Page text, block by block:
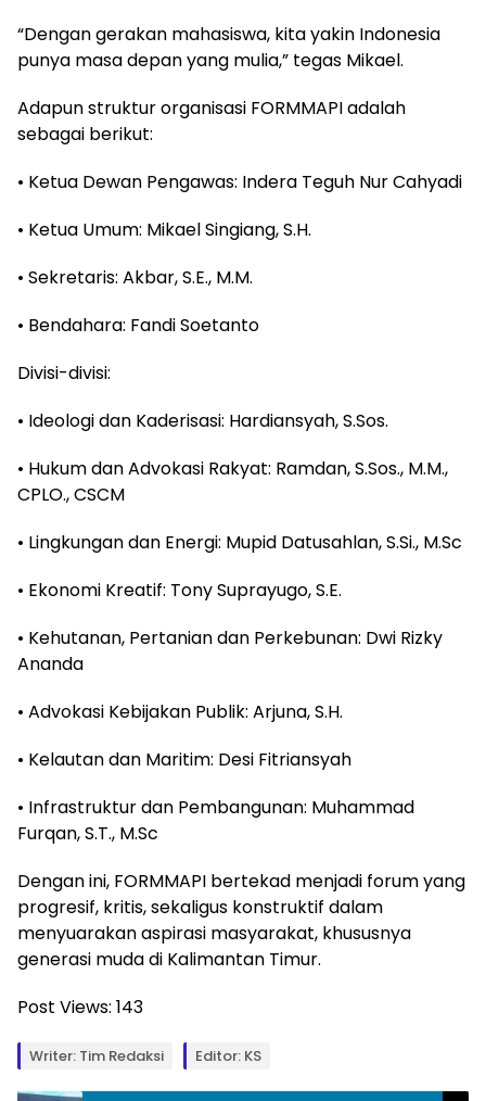
“Dengan gerakan mahasiswa, kita yakin Indonesia
punya masa depan yang mulia,” tegas Mikael.
Adapun struktur organisasi FORMMAPI adalah
sebagai berikut:
• Ketua Dewan Pengawas: Indera Teguh Nur Cahyadi
• Ketua Umum: Mikael Singiang, S.H.
• Sekretaris: Akbar, S.E., M.M.
• Bendahara: Fandi Soetanto
Divisi-divisi:
• Ideologi dan Kaderisasi: Hardiansyah, S.Sos.
• Hukum dan Advokasi Rakyat: Ramdan, S.Sos., M.M.,
CPLO., CSCM
• Lingkungan dan Energi: Mupid Datusahlan, S.Si., M.Sc
• Ekonomi Kreatif: Tony Suprayugo, S.E.
• Kehutanan, Pertanian dan Perkebunan: Dwi Rizky
Ananda
• Advokasi Kebijakan Publik: Arjuna, S.H.
• Kelautan dan Maritim: Desi Fitriansyah
• Infrastruktur dan Pembangunan: Muhammad
Furqan, S.T., M.Sc
Dengan ini, FORMMAPI bertekad menjadi forum yang
progresif, kritis, sekaligus konstruktif dalam
menyuarakan aspirasi masyarakat, khususnya
generasi muda di Kalimantan Timur.
Post Views: 143
Writer: Tim Redaksi Editor: KS